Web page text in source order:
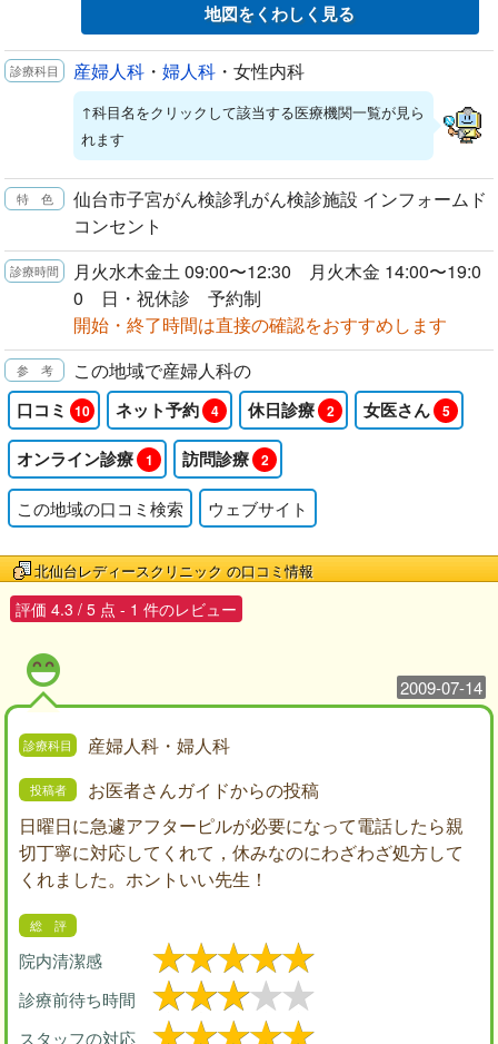
地図をくわしく見る
産婦人科 ・ 婦人科 ・女性内科
↑科目名をクリックして該当する医療機関一覧が見ら
れます
仙台市子宮がん検診乳がん検診施設 インフォームド
コンセント
月火水木金土 09:00〜12:30 月火木金 14:00〜19:0
0 日・祝休診 予約制
開始・終了時間は直接の確認をおすすめします
この地域で産婦人科の
口コミ 10 ネット予約 4 休日診療 2 女医さん 5
オンライン診療 1 訪問診療 2
この地域の口コミ検索 ウェブサイト
北仙台レディースクリニック の口コミ情報
評価 4.3 / 5 点 - 1 件のレビュー
2009-07-14
産婦人科・婦人科
お医者さんガイドからの投稿
日曜日に急遽アフターピルが必要になって電話したら親
切丁寧に対応してくれて，休みなのにわざわざ処方して
くれました。ホントいい先生！
院内清潔感
診療前待ち時間
スタッフの対応